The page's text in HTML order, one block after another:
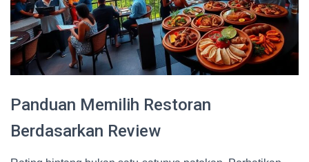
Panduan Memilih Restoran
Berdasarkan Review